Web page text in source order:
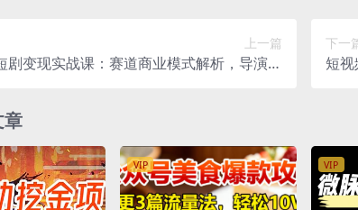
上一篇
剧变现实战课：赛道商业模式解析，导演思
下一
短视
章
VIP VIP